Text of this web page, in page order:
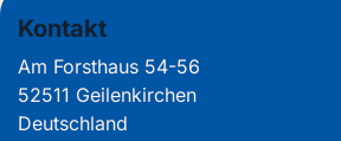
Kontakt
Am Forsthaus 54-56
52511 Geilenkirchen
Deutschland